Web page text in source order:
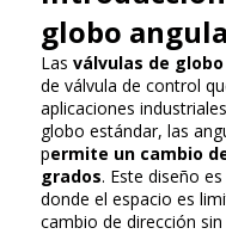
globo
Las válvulas de
de válvula de control
aplicaciones
globo estándar, las
permite un cambio
grados. Este diseño
donde el espacio es
cambio de dirección